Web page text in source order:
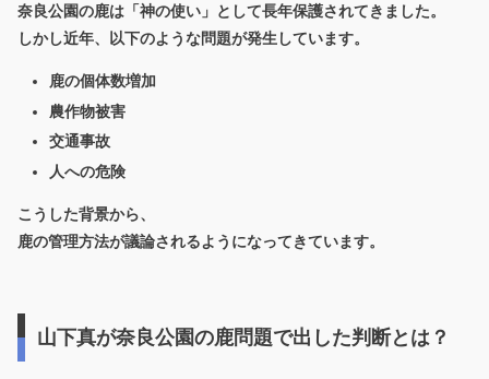
奈良公園の鹿は「神の使い」として長年保護されてきました。
しかし近年、以下のような問題が発生しています。
鹿の個体数増加
農作物被害
交通事故
人への危険
こうした背景から、
鹿の管理方法が議論されるようになってきています。
山下真が奈良公園の鹿問題で出した判断とは？